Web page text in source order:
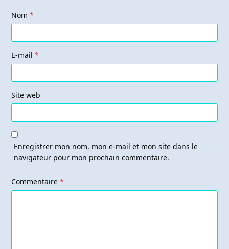
Nom*
E-mail*
Site web
Enregistrer mon nom, mon e-mail et mon site dans le
navigateur pour mon prochain commentaire.
Commentaire*